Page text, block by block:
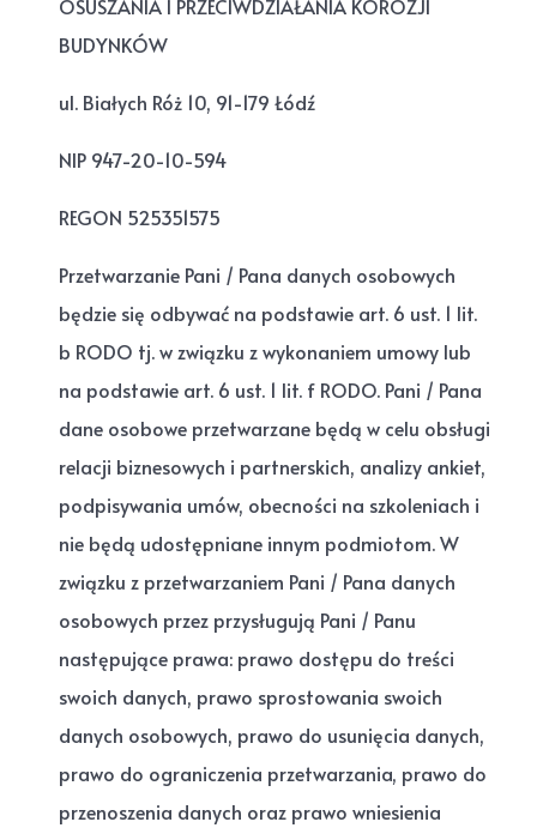
OSUSZANIA I PRZECIWDZIAŁANIA KOROZJI
BUDYNKÓW
ul. Białych Róż 10, 91-179 Łódź
NIP 947-20-10-594
REGON 525351575
Przetwarzanie Pani / Pana danych osobowych
będzie się odbywać na podstawie art. 6 ust. 1 lit.
b RODO tj. w związku z wykonaniem umowy lub
na podstawie art. 6 ust. 1 lit. f RODO. Pani / Pana
dane osobowe przetwarzane będą w celu obsługi
relacji biznesowych i partnerskich, analizy ankiet,
podpisywania umów, obecności na szkoleniach i
nie będą udostępniane innym podmiotom. W
związku z przetwarzaniem Pani / Pana danych
osobowych przez przysługują Pani / Panu
następujące prawa: prawo dostępu do treści
swoich danych, prawo sprostowania swoich
danych osobowych, prawo do usunięcia danych,
prawo do ograniczenia przetwarzania, prawo do
przenoszenia danych oraz prawo wniesienia